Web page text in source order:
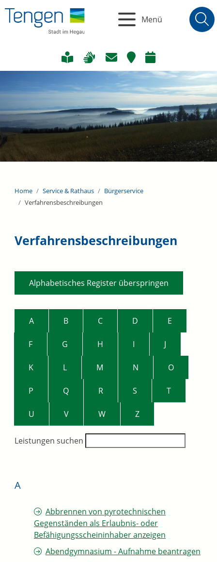
Menü
Home Service & Rathaus
Bürgerservice
Verfahrensbeschreibungen
Verfahrensbeschreibungen
Alphabetisches Register überspringen
A B C D E
F G H I J
K L M N O
P Q R S T
U V W Z
Leistungen suchen
A
Abbrennen von pyrotechnischen
Gegenständen als Erlaubnis- oder
Befähigungsscheininhaber anzeigen
Abendgymnasium - Aufnahme beantragen